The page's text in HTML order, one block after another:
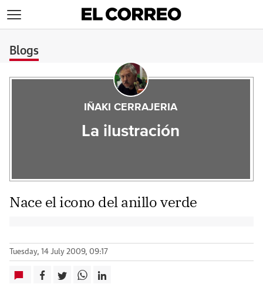
Blogs
IÑAKI CERRAJERIA
La ilustración
Nace el icono del anillo verde
Tuesday, 14 July 2009, 09:17